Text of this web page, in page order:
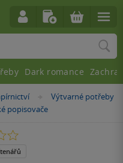
»Výtvarné potřeby
popisovače
Dark romance